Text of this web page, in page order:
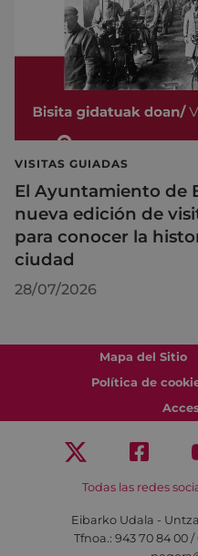
VISITAS GUIADAS
El Ayuntamiento de
nueva edición de
para conocer la
ciudad
28/07/2026
Mapa del Sitio
Política de
Todas las redes
Eibarko Udala -
Tfnoa.: 943 70 84 00 /